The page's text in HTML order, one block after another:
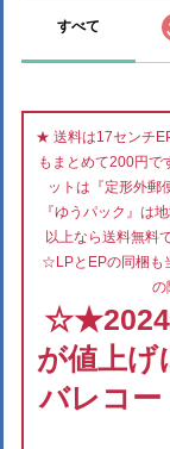
すべて
★ 送料は17センチ
もまとめて200円
ットは『定形外
『ゆうパック』は
以上なら送料無料
☆LPとEPの同梱も
の
☆★2024
が値上げ
バレコー